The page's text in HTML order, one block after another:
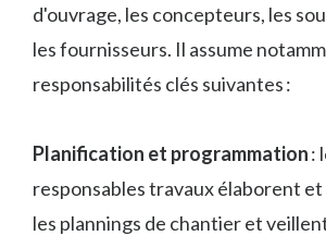
d'ouvrage, les concepteurs, les
les fournisseurs. Il assume
responsabilités clés suivantes :
Planification et programmation:
responsables travaux élaborent
les plannings de chantier et